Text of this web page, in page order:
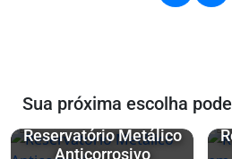
Sua próxima escolha
Reservatório Metálico
Anticorrosivo